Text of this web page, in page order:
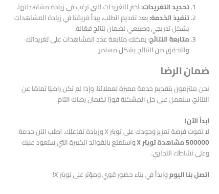
تحديد التغريدات:اختر التغريدات التي ترغب في زيادة مشاهداتها.
تنفيذ الخدمة:بعد تقديم الطلب، يبدأ فريقنا في زيادة المشاهدات
بشكل تدريجي وطبيعي لضمان نتائج فعّالة.
متابعة النتائج:يمكنك متابعة عدد المشاهدات على تغريداتك
والتحقق من النتائج بشكل مستمر.
ضمان الرضا
نحن ملتزمون بتقديم خدمة مميزة لعملائنا، وإذا لم تكن راضيًا تمامًا عن
النتائج، سنعمل على حل المشكلة فورًا لضمان رضاك التام.
ابدأ الآن!
لا تفوت فرصة تعزيز وجودك على تويتر X وزيادة تفاعلك. اطلب الآن خدمة
500000 مشاهدة تويتر X
واستمتع بالفوائد الكبيرة التي ستعود عليك
وعلى نشاطك التجاري.
اتصل بنا اليوموابدأ في بناء حضور قوي ومؤثر على تويتر X!